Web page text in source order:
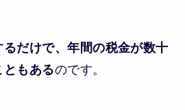
だけで、年間の税金が数十
もあるのです。